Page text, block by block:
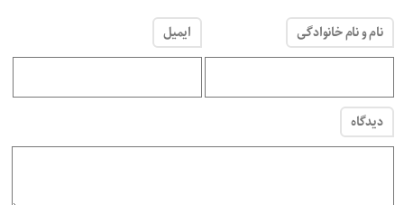
نام و نام خانوادگی ایمیل
دیدگاه